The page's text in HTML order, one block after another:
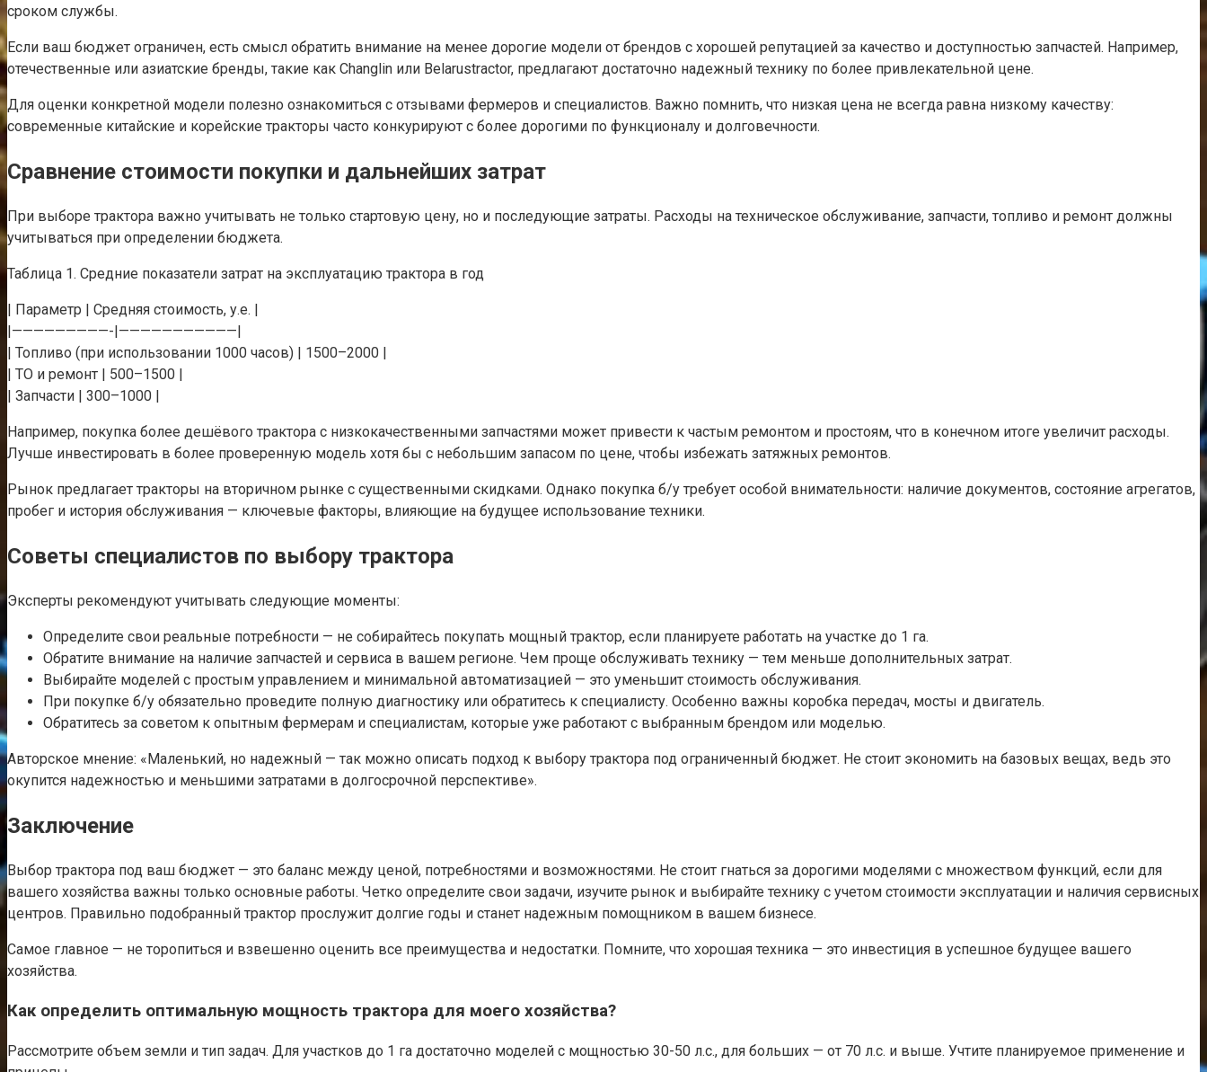
сроком службы.
Если ваш бюджет ограничен, есть смысл обратить внимание на менее дорогие модели от брендов с хорошей репутацией за качество и доступностью запчастей. Например,
отечественные или азиатские бренды, такие как Changlin или Belarustractor, предлагают достаточно надежный технику по более привлекательной цене.
Для оценки конкретной модели полезно ознакомиться с отзывами фермеров и специалистов. Важно помнить, что низкая цена не всегда равна низкому качеству:
современные китайские и корейские тракторы часто конкурируют с более дорогими по функционалу и долговечности.
Сравнение стоимости покупки и дальнейших затрат
При выборе трактора важно учитывать не только стартовую цену, но и последующие затраты. Расходы на техническое обслуживание, запчасти, топливо и ремонт должны
учитываться при определении бюджета.
Таблица 1. Средние показатели затрат на эксплуатацию трактора в год
| Параметр | Средняя стоимость, у.е. |
|—————————-|———————————|
| Топливо (при использовании 1000 часов) | 1500–2000 |
| ТО и ремонт | 500–1500 |
| Запчасти | 300–1000 |
Например, покупка более дешёвого трактора с низкокачественными запчастями может привести к частым ремонтом и простоям, что в конечном итоге увеличит расходы.
Лучше инвестировать в более проверенную модель хотя бы с небольшим запасом по цене, чтобы избежать затяжных ремонтов.
Рынок предлагает тракторы на вторичном рынке с существенными скидками. Однако покупка б/у требует особой внимательности: наличие документов, состояние агрегатов,
пробег и история обслуживания — ключевые факторы, влияющие на будущее использование техники.
Советы специалистов по выбору трактора
Эксперты рекомендуют учитывать следующие моменты:
Определите свои реальные потребности — не собирайтесь покупать мощный трактор, если планируете работать на участке до 1 га.
Обратите внимание на наличие запчастей и сервиса в вашем регионе. Чем проще обслуживать технику — тем меньше дополнительных затрат.
Выбирайте моделей с простым управлением и минимальной автоматизацией — это уменьшит стоимость обслуживания.
При покупке б/у обязательно проведите полную диагностику или обратитесь к специалисту. Особенно важны коробка передач, мосты и двигатель.
Обратитесь за советом к опытным фермерам и специалистам, которые уже работают с выбранным брендом или моделью.
Авторское мнение: «Маленький, но надежный — так можно описать подход к выбору трактора под ограниченный бюджет. Не стоит экономить на базовых вещах, ведь это
окупится надежностью и меньшими затратами в долгосрочной перспективе».
Заключение
Выбор трактора под ваш бюджет — это баланс между ценой, потребностями и возможностями. Не стоит гнаться за дорогими моделями с множеством функций, если для
вашего хозяйства важны только основные работы. Четко определите свои задачи, изучите рынок и выбирайте технику с учетом стоимости эксплуатации и наличия сервисных
центров. Правильно подобранный трактор прослужит долгие годы и станет надежным помощником в вашем бизнесе.
Самое главное — не торопиться и взвешенно оценить все преимущества и недостатки. Помните, что хорошая техника — это инвестиция в успешное будущее вашего
хозяйства.
Как определить оптимальную мощность трактора для моего хозяйства?
Рассмотрите объем земли и тип задач. Для участков до 1 га достаточно моделей с мощностью 30-50 л.с., для больших — от 70 л.с. и выше. Учтите планируемое применение и